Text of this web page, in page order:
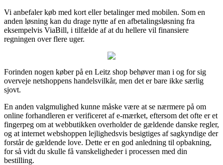
Vi anbefaler køb med kort eller betalinger med mobilen. Som en
anden løsning kan du drage nytte af en afbetalingsløsning fra
eksempelvis ViaBill, i tilfælde af at du hellere vil finansiere
regningen over flere uger.
Forinden nogen køber på en Leitz shop behøver man i og for sig
overveje netshoppens handelsvilkår, men det er bare ikke særlig
sjovt.
En anden valgmulighed kunne måske være at se nærmere på om
online forhandleren er verificeret af e-mærket, eftersom det ofte er et
fingerpeg om at webbutikken overholder de gældende danske regler,
og at internet webshoppen lejlighedsvis besigtiges af sagkyndige der
forstår de gældende love. Dette er en god anledning til opbakning,
for så vidt du skulle få vanskeligheder i processen med din
bestilling.